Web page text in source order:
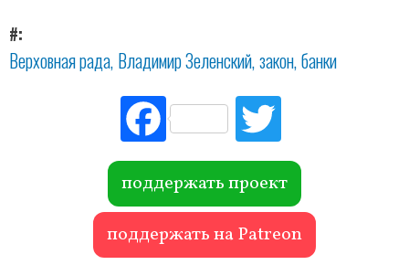
#
Верховная рада Владимир Зеленский закон банки
Fac
ebo
ok r
поддержать проект
поддержать на Patreon